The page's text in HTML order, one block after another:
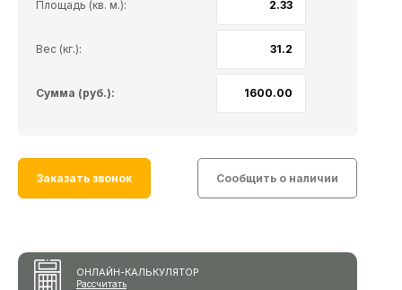
Площадь (кв. м.):
Вес (кг.):
Сумма (руб.):
Заказать звонок Сообщить о наличии
ОНЛАЙН-КАЛЬКУЛЯТОР
Рассчитать